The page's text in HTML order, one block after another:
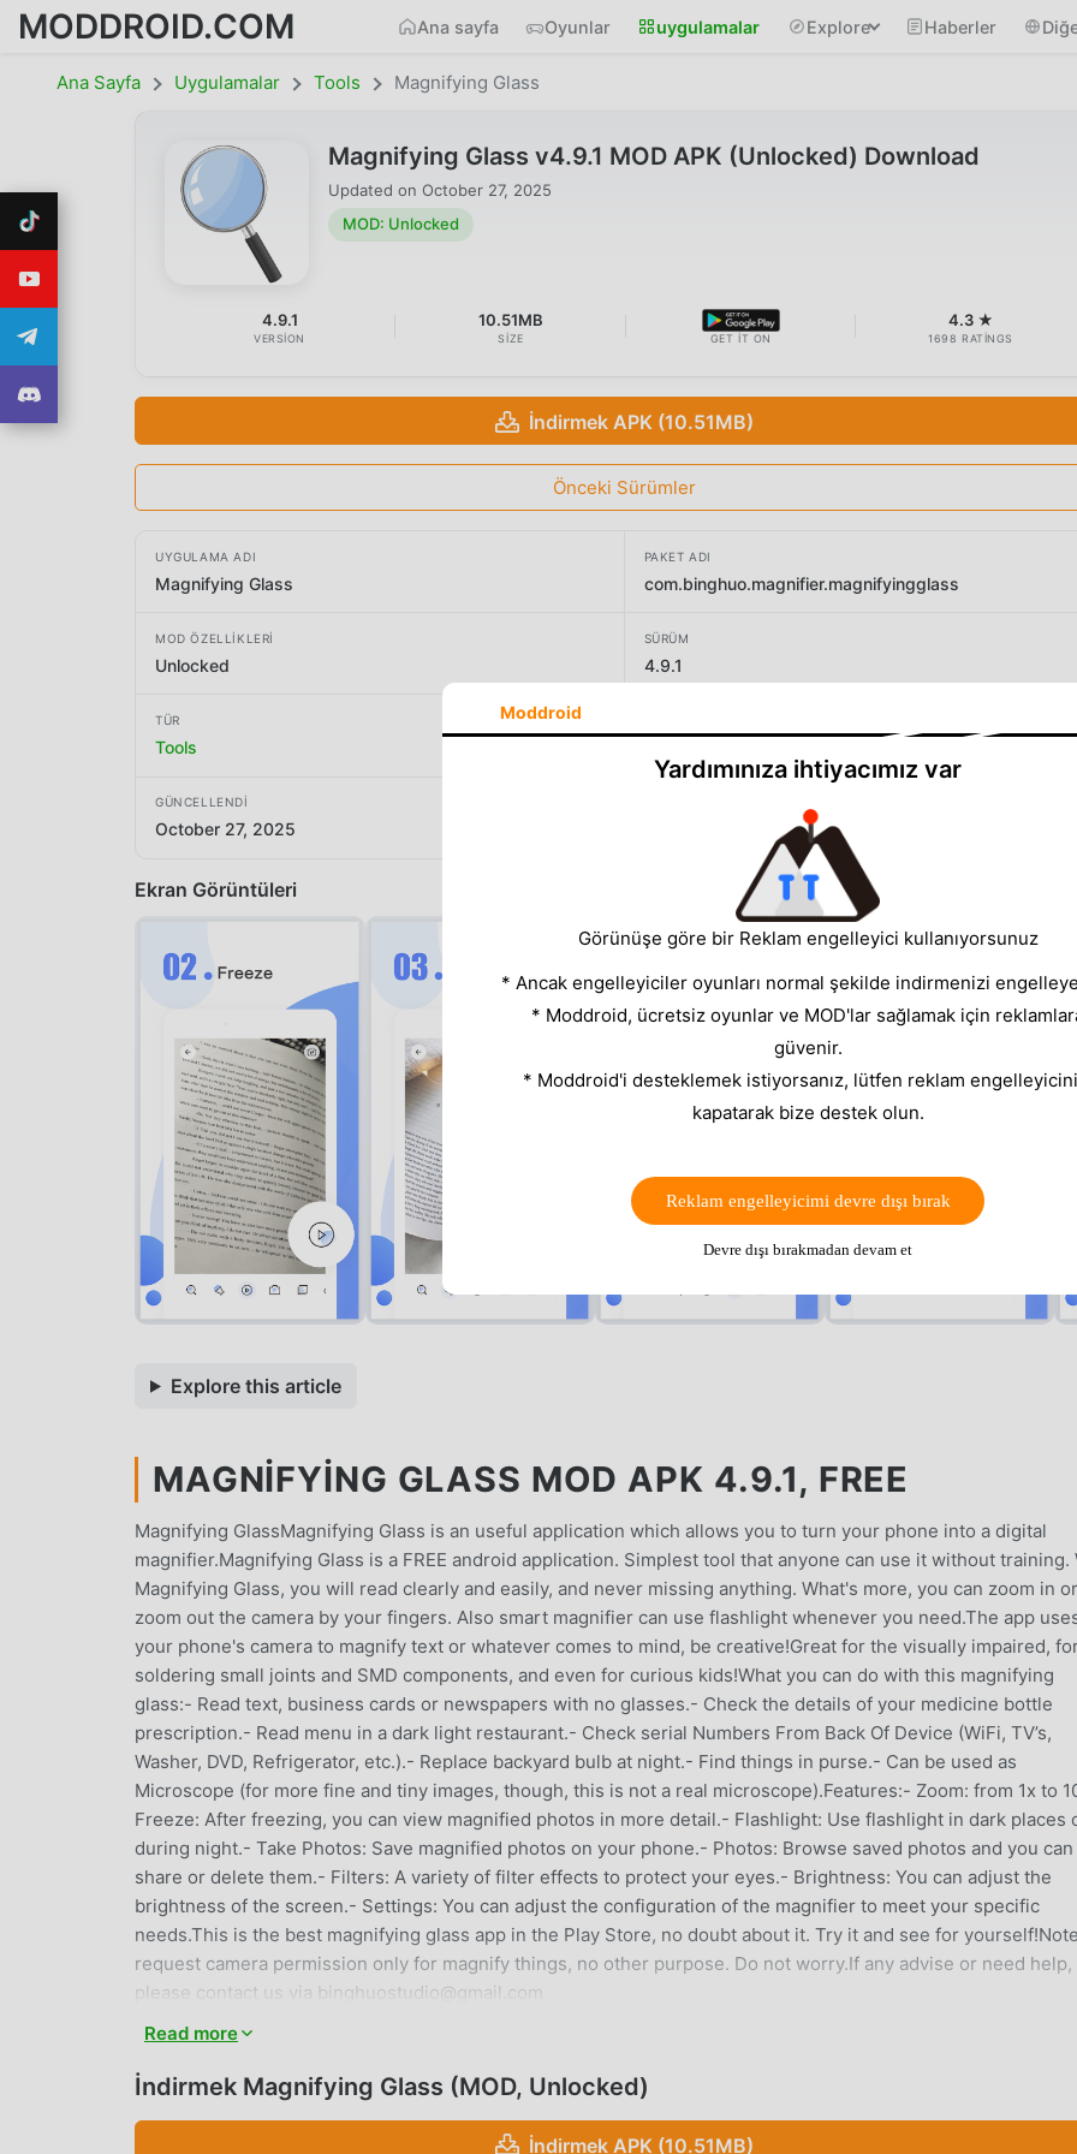
MODDROID.COM Ana sayfa Oyunlar uygulamalar Explore Haberler
Ana Sayfa Uygulamalar Tools Magnifying Glass
Magnifying Glass v4.9.1 MOD APK (Unlocked) Download
Updated on October 27, 2025
MOD: Unlocked
4.9.1
VERSION
10.51MB
SIZE GET IT ON
4.3 ★
1698 RATINGS
İndirmek APK (10.51MB)
Önceki Sürümler
UYGULAMA ADI
Magnifying Glass
PAKET ADI
com.binghuo.magnifier.magnifyingglass
MOD ÖZELLIKLERI
Unlocked
SÜRÜM
4.9.1
TÜR
Tools
GÜNCELLENDI
October 27, 2025
Ekran Görüntüleri
Explore this article
MAGNIFYING GLASS MOD APK 4.9.1, FREE
Magnifying GlassMagnifying Glass is an useful application which allows you to turn your phone into a digital
magnifier.Magnifying Glass is a FREE android application. Simplest tool that anyone can use it without training.
Magnifying Glass, you will read clearly and easily, and never missing anything. What's more, you can zoom in or
zoom out the camera by your fingers. Also smart magnifier can use flashlight whenever you need.The app
your phone's camera to magnify text or whatever comes to mind, be creative!Great for the visually impaired,
soldering small joints and SMD components, and even for curious kids!What you can do with this magnifying
glass:- Read text, business cards or newspapers with no glasses.- Check the details of your medicine bottle
prescription.- Read menu in a dark light restaurant.- Check serial Numbers From Back Of Device (WiFi, TV’s,
Washer, DVD, Refrigerator, etc.).- Replace backyard bulb at night.- Find things in purse.- Can be used as
Microscope (for more fine and tiny images, though, this is not a real microscope).Features:- Zoom: from 1x to
Freeze: After freezing, you can view magnified photos in more detail.- Flashlight: Use flashlight in dark places
during night.- Take Photos: Save magnified photos on your phone.- Photos: Browse saved photos and you can
share or delete them.- Filters: A variety of filter effects to protect your eyes.- Brightness: You can adjust the
brightness of the screen.- Settings: You can adjust the configuration of the magnifier to meet your specific
needs.This is the best magnifying glass app in the Play Store, no doubt about it. Try it and see for
request camera permission only for magnify things, no other purpose. Do not worry.If any advise or need help,
please contact us via binghuostudio@gmail.com
MAGNIFYING GLASS GIRIŞ
Magnifying Glass Son zamanlarda çok popüler bir tools uygulaması olarak, tüm dünyada tools seven çok sayıda
kullanıcıyı kendine çekmiştir. Bu uygulamayı indirmek istiyorsanız, moddroid en iyi seçiminizdir. moddroid size
Read more
İndirmek Magnifying Glass (MOD, Unlocked)
İndirmek APK (10.51MB)
Moddroid
Yardımınıza ihtiyacımız var
Görünüşe göre bir Reklam engelleyici kullanıyorsunuz
* Ancak engelleyiciler oyunları normal şekilde indirmenizi
* Moddroid, ücretsiz oyunlar ve MOD'lar sağlamak için
güvenir.
* Moddroid'i desteklemek istiyorsanız, lütfen reklam
kapatarak bize destek olun.
Reklam engelleyicimi devre dışı bırak
Devre dışı bırakmadan devam et